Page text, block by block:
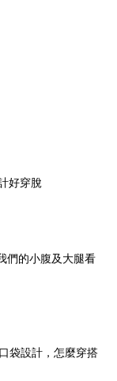
好穿脫
們的小腹及大腿看
袋設計，怎麼穿搭